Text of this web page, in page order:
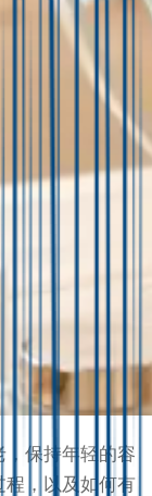
保持年轻的容
程，以及如何有